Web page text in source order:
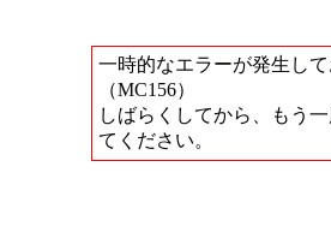
一時的なエラーが発生して
（MC156）
しばらくしてから、もう
てください。